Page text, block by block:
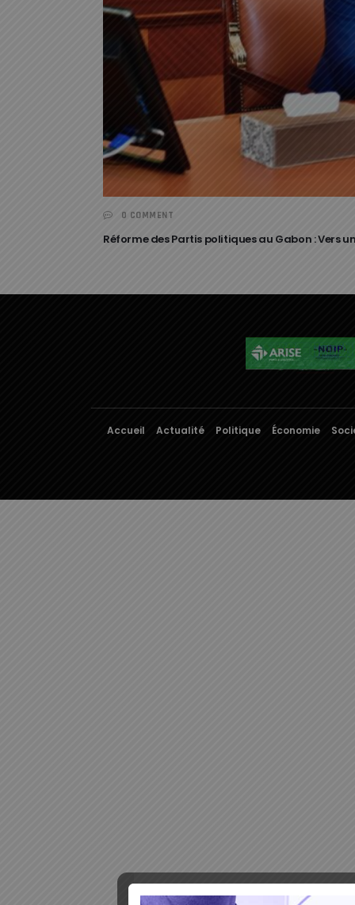
0 COMMENT
Réforme des Partis politiques au Gabon : Vers
Accueil Actualité Politique Économie